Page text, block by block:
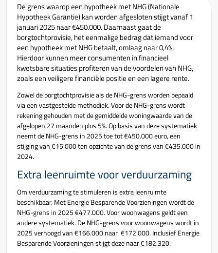
De grens waarop een hypotheek met NHG (Nationale
Hypotheek Garantie) kan worden afgesloten stijgt vanaf 1
januari 2025 naar €450.000. Daarnaast gaat de
borgtochtprovisie, het eenmalige bedrag dat iemand voor
een hypotheek met NHG betaalt, omlaag naar 0,4%.
Hierdoor kunnen meer consumenten in financieel
kwetsbare situaties profiteren van de voordelen van NHG,
zoals een veiligere financiële positie en een lagere rente.
Zowel de borgtochtprovisie als de NHG-grens worden bepaald
via een vastgestelde methodiek. Voor de NHG-grens wordt
rekening gehouden met de gemiddelde woningwaarde van de
afgelopen 27 maanden plus 5%. Op basis van deze systematiek
neemt de NHG-grens in 2025 toe tot €450.000 euro, een
stijging van €15.000 ten opzichte van de grens van €435.000 in
2024.
Extra leenruimte voor verduurzaming
Om verduurzaming te stimuleren is extra leenruimte
beschikbaar. Met Energie Besparende Voorzieningen wordt de
NHG-grens in 2025 €477.000. Voor woonwagens geldt een
andere systematiek. De NHG-grens voor woonwagens wordt in
2025 verhoogd van €166.000 naar €172.000. Inclusief Energie
Besparende Voorzieningen stijgt deze naar €182.320.